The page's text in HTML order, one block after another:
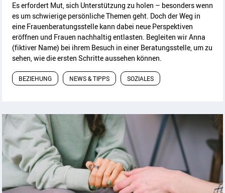
Es erfordert Mut, sich Unterstützung zu holen – besonders wenn
es um schwierige persönliche Themen geht. Doch der Weg in
eine Frauenberatungsstelle kann dabei neue Perspektiven
eröffnen und Frauen nachhaltig entlasten. Begleiten wir Anna
(fiktiver Name) bei ihrem Besuch in einer Beratungsstelle, um zu
sehen, wie die ersten Schritte aussehen können.
BEZIEHUNG NEWS & TIPPS SOZIALES